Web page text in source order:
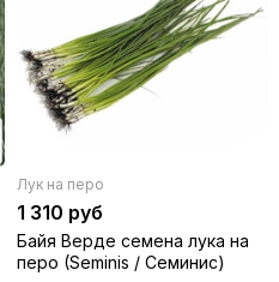
Лук на перо
1 310 руб
Байя Верде семена лука на
перо (Seminis / Семинис)